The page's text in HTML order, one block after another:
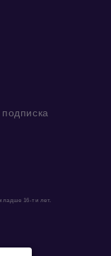
16-ти лет.